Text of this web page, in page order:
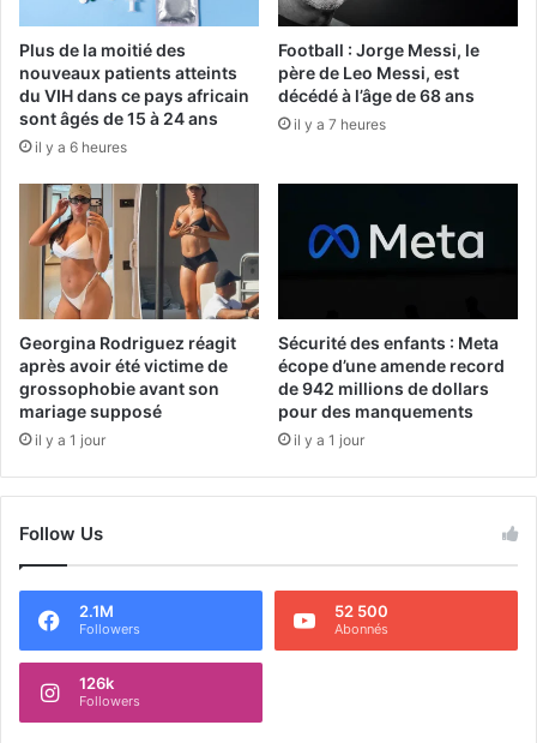
Plus de la moitié des
nouveaux patients atteints
du VIH dans ce pays africain
sont âgés de 15 à 24 ans
il y a 6 heures
Football : Jorge Messi, le
père de Leo Messi, est
décédé à l’âge de 68 ans
il y a 7 heures
Georgina Rodriguez réagit
après avoir été victime de
grossophobie avant son
mariage supposé
il y a 1 jour
Sécurité des enfants : Meta
écope d’une amende record
de 942 millions de dollars
pour des manquements
il y a 1 jour
Follow Us
2.1M
Followers
52 500
Abonnés
126k
Followers